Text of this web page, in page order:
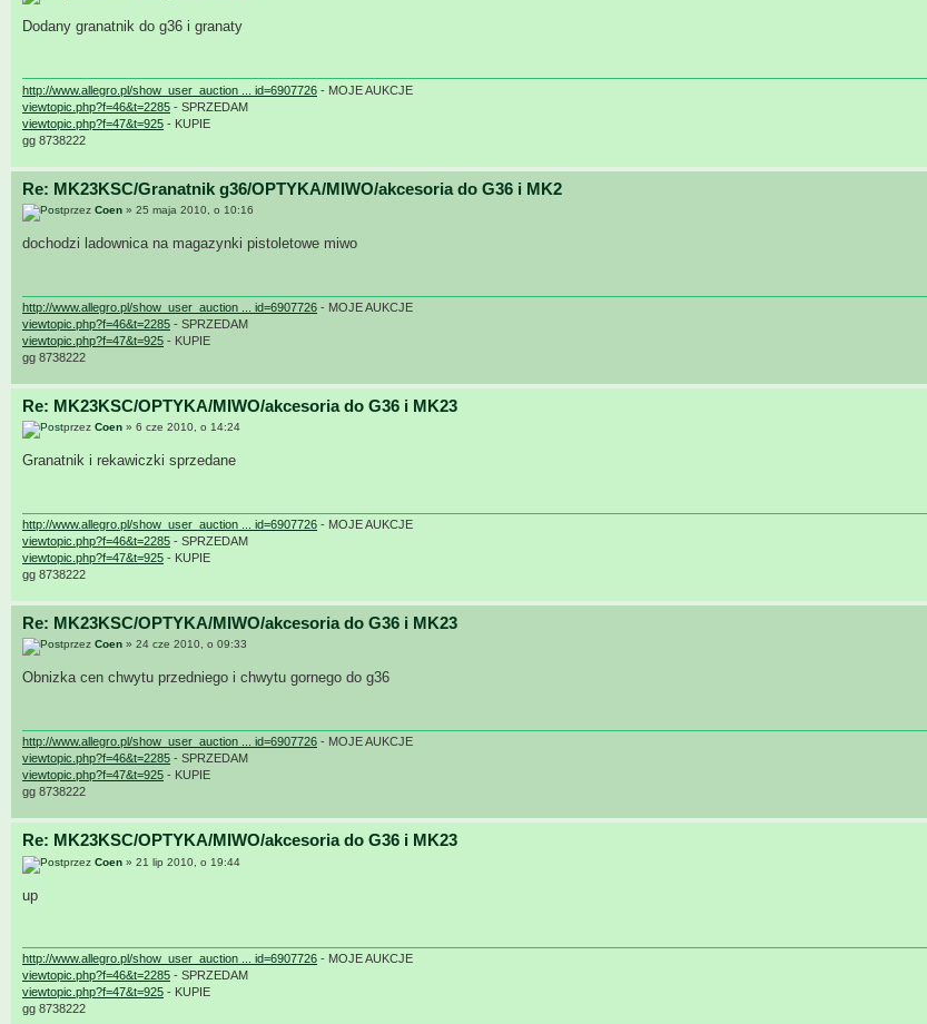
Dodany granatnik do g36 i granaty
http://www.allegro.pl/show_user_auction ... id=6907726 - MOJE AUKCJE
viewtopic.php?f=46&t=2285 - SPRZEDAM
viewtopic.php?f=47&t=925 - KUPIE
gg 8738222
Re: MK23KSC/Granatnik g36/OPTYKA/MIWO/akcesoria do G36 i MK2
przez Coen » 25 maja 2010, o 10:16
dochodzi ladownica na magazynki pistoletowe miwo
http://www.allegro.pl/show_user_auction ... id=6907726 - MOJE AUKCJE
viewtopic.php?f=46&t=2285 - SPRZEDAM
viewtopic.php?f=47&t=925 - KUPIE
gg 8738222
Re: MK23KSC/OPTYKA/MIWO/akcesoria do G36 i MK23
przez Coen » 6 cze 2010, o 14:24
Granatnik i rekawiczki sprzedane
http://www.allegro.pl/show_user_auction ... id=6907726 - MOJE AUKCJE
viewtopic.php?f=46&t=2285 - SPRZEDAM
viewtopic.php?f=47&t=925 - KUPIE
gg 8738222
Re: MK23KSC/OPTYKA/MIWO/akcesoria do G36 i MK23
przez Coen » 24 cze 2010, o 09:33
Obnizka cen chwytu przedniego i chwytu gornego do g36
http://www.allegro.pl/show_user_auction ... id=6907726 - MOJE AUKCJE
viewtopic.php?f=46&t=2285 - SPRZEDAM
viewtopic.php?f=47&t=925 - KUPIE
gg 8738222
Re: MK23KSC/OPTYKA/MIWO/akcesoria do G36 i MK23
przez Coen » 21 lip 2010, o 19:44
up
http://www.allegro.pl/show_user_auction ... id=6907726 - MOJE AUKCJE
viewtopic.php?f=46&t=2285 - SPRZEDAM
viewtopic.php?f=47&t=925 - KUPIE
gg 8738222